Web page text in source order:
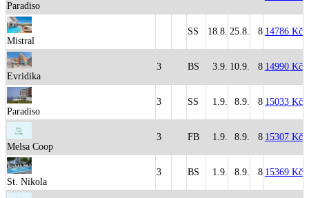
Paradiso
Mistral
SS 18.8. 25.8. 8 14786 Kč
Evridika
3 BS 3.9. 10.9. 8 14990 Kč
Paradiso
3 SS 1.9. 8.9. 8 15033 Kč
Melsa Coop
3 FB 1.9. 8.9. 8 15307 Kč
St. Nikola
3 BS 1.9. 8.9. 8 15369 Kč